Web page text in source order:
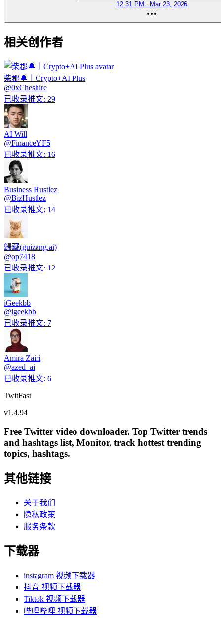
12:31 PM · Mar 23, 2026
相关创作者
柴郡🔔｜Crypto+AI Plus
@0xCheshire
已收录推文: 29
AI Will
@FinanceYF5
已收录推文: 16
Business Hustlez
@BizHustlez
已收录推文: 14
歸藏(guizang.ai)
@op7418
已收录推文: 12
iGeekbb
@igeekbb
已收录推文: 7
Amira Zairi
@azed_ai
已收录推文: 6
TwitFast
v1.4.94
Free Twitter video downloader. Top Twitter trends
and hashtags list, Monitor, track hottest trending
topics, hashtags.
其他链接
关于我们
隐私政策
服务条款
下载器
instagram 视频下载器
抖音 视频下载器
Tiktok 视频下载器
哔哩哔哩 视频下载器